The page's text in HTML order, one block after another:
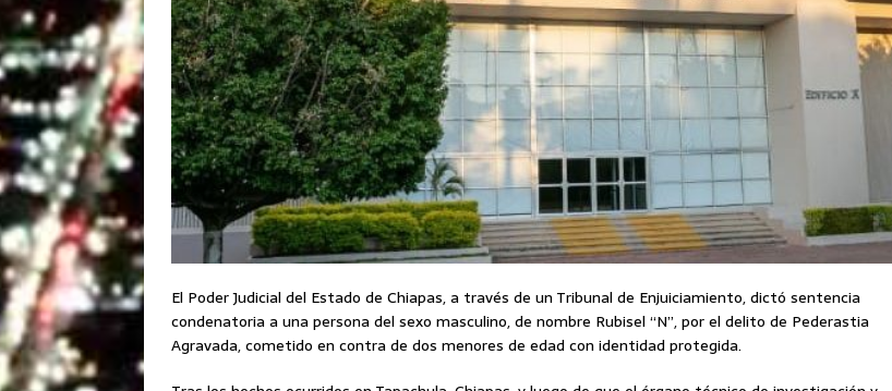
El Poder Judicial del Estado de Chiapas, a través de un Tribunal de Enjuiciamiento, dictó sentencia
condenatoria a una persona del sexo masculino, de nombre Rubisel “N”, por el delito de Pederastia
Agravada, cometido en contra de dos menores de edad con identidad protegida.